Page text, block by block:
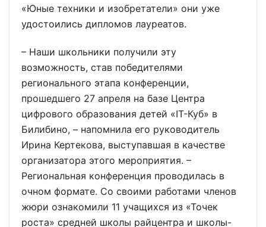
«Юные техники и изобретатели» они уже
удостоились дипломов лауреатов.
– Наши школьники получили эту
возможность, став победителями
регионального этапа конференции,
прошедшего 27 апреля на базе Центра
цифрового образования детей «IT-Куб» в
Билибино, – напомнила его руководитель
Ирина Кертекова, выступавшая в качестве
организатора этого мероприятия. –
Региональная конференция проводилась в
очном формате. Со своими работами членов
жюри ознакомили 11 учащихся из «Точек
роста» средней школы райцентра и школы-